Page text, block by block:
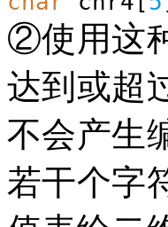
②使用这
达到或超
不会产生
若干个字